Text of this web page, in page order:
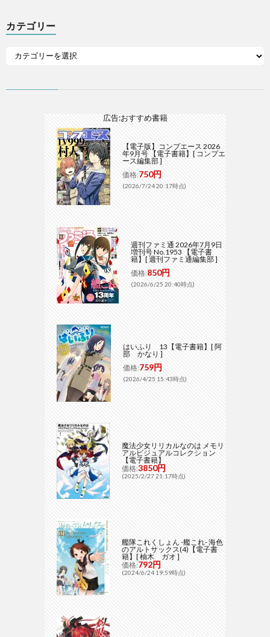
カテゴリー
広告:おすすめ書籍
【電子版】コンプエース 2026
年9月号 【電子書籍】[ コンプエ
ース編集部 ]
価格:750円
(2026/7/24 20:17時点)
週刊ファミ通 2026年7月9日
増刊号 No.1953 【電子書
籍】[ 週刊ファミ通編集部 ]
価格:850円
(2026/6/25 20:40時点)
はいふり 13【電子書籍】[ 阿
部 かなり ]
価格:759円
(2026/4/25 15:43時点)
魔法少女リリカルなのは メモリ
アルビジュアルコレクション
【電子書籍】
価格:3850円
(2025/2/27 21:17時点)
艦隊これくしょん -艦これ- 海色
のアルトサックス(4)【電子書
籍】[ 柚木 ガオ ]
価格:792円
(2024/6/24 19:59時点)